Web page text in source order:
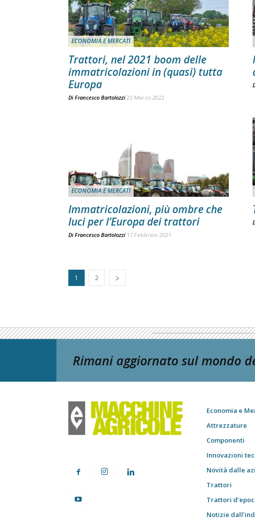
ECONOMIA E MERCATI
Trattori, nel 2021 boom delle
immatricolazioni in (quasi) tutta
Europa
Di Francesco Bartolozzi 23 Marzo 2022
ECONOMIA E MERCATI
Immatricolazioni, più ombre che
luci per l’Europa dei trattori
Di Francesco Bartolozzi 17 Febbraio 2021
1 2
Rimani aggiornato sul mondo
Economia e
Attrezzature
Componenti
Innovazioni
Novità dalle
Trattori
Trattori
Notizie